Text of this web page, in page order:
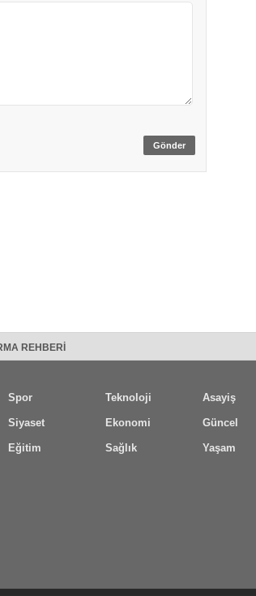
Gönder
REHBERİ
Spor Teknoloji Asayiş
Siyaset Ekonomi Güncel
Eğitim Sağlık Yaşam